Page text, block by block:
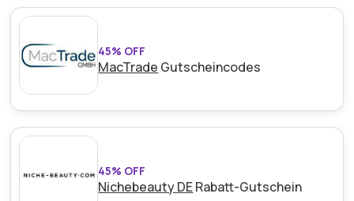
45% OFF
MacTrade Gutscheincodes
45% OFF
Nichebeauty DERabatt-Gutschein